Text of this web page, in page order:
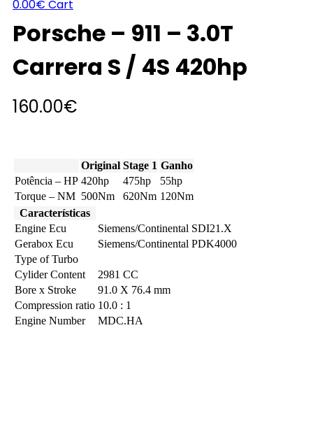
0.00€ Cart
Porsche – 911 – 3.0T
Carrera S / 4S 420hp
160.00€
Original Stage 1 Ganho
Potência – HP 420hp 475hp
55hp
Torque – NM 500Nm 620Nm 120Nm
Características
Engine Ecu
Siemens/Continental SDI21.X
Gerabox Ecu
Siemens/Continental PDK4000
Type of Turbo
Cylider Content
2981 CC
Bore x Stroke
91.0 X 76.4 mm
Compression ratio 10.0 : 1
Engine Number
MDC.HA